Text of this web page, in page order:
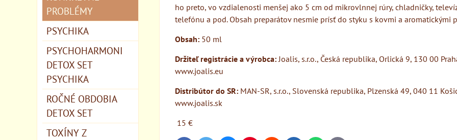
ho preto, vo vzdialenosti menšej ako 5 cm od mikrovlnnej rúry, chladničky,
telefónu a pod. Obsah preparátov nesmie prísť do styku s kovmi a aromatickými
Obsah: 50 ml
Držiteľ registrácie a výrobca:Joalis, s.r.o., Česká republika, Orlická 9, 130 00
www.joalis.eu
Distribútor do SR: MAN-SR, s.r.o., Slovenská republika, Plzenská 49, 040 11
www.joalis.sk
15 €
PROBLÉMY
PSYCHIKA
PSYCHOHARMONI
DETOX SET
PSYCHIKA
ROČNÉ OBDOBIA
DETOX SET
TOXÍNY Z